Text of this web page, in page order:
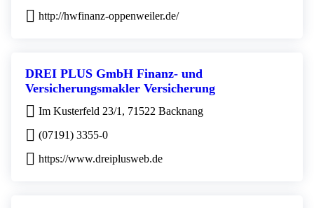
http://hwfinanz-oppenweiler.de/
DREI PLUS GmbH Finanz- und
Versicherungsmakler Versicherung
Im Kusterfeld 23/1, 71522 Backnang
(07191) 3355-0
https://www.dreiplusweb.de